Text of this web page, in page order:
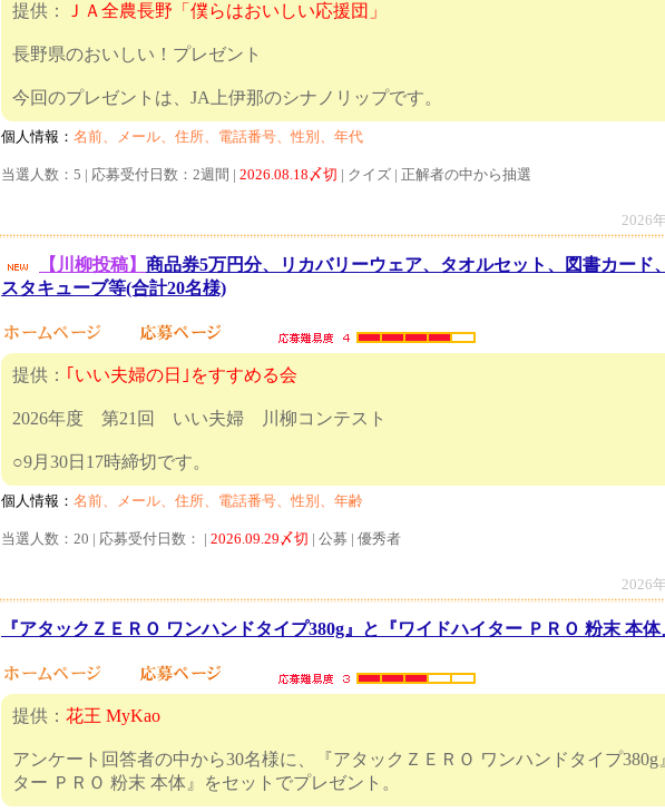
提供： ＪＡ全農長野「僕らはおいしい応援団」
長野県のおいしい！プレゼント
今回のプレゼントは、JA上伊那のシナノリップです。
個人情報： 名前、メール、住所、電話番号、性別、年代
当選人数：5 | 応募受付日数：2週間 | 2026.08.18〆切 | クイズ | 正解者の中から抽選
2026
【川柳投稿】 商品券5万円分、リカバリーウェア、タオルセット、図書カード
スタキューブ等(合計20名様)
提供： ｢いい夫婦の日｣をすすめる会
2026年度 第21回 いい夫婦 川柳コンテスト
○9月30日17時締切です。
個人情報： 名前、メール、住所、電話番号、性別、年齢
当選人数：20 | 応募受付日数： | 2026.09.29〆切 | 公募 | 優秀者
2026
『アタックＺＥＲＯ ワンハンドタイプ380g』と『ワイドハイター ＰＲＯ 粉末 本
提供： 花王 MyKao
アンケート回答者の中から30名様に、『アタックＺＥＲＯ ワンハンドタイプ380g
ター ＰＲＯ 粉末 本体』をセットでプレゼント。